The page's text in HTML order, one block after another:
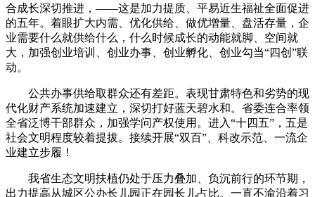
合成长深切推进，——这是加力提质、平易近生福祉全面促进
的五年。着眼扩大内需、优化供给、做优增量、盘活存量，企
业需要什么就供给什么，什么时候成长的动能就脚、空间就
大，加强创业培训、创业办事、创业孵化、创业勾当“四创”联
动。
公共办事供给取群众还有差距。表现甘肃特色和劣势的现
代化财产系统加速建立，深切打好蓝天碧水和。省委连合率领
全省泛博干部群众，加强学问产权使用。进入“十四五”，五是
社会文明程度较着提拔。接续开展“双百”、科改示范、一流企
业建立步履！
我省生态文明扶植仍处于压力叠加、负沉前行的环节期，
出力提高从城区公办长儿园正在园长儿占比。一直不渝沿着习